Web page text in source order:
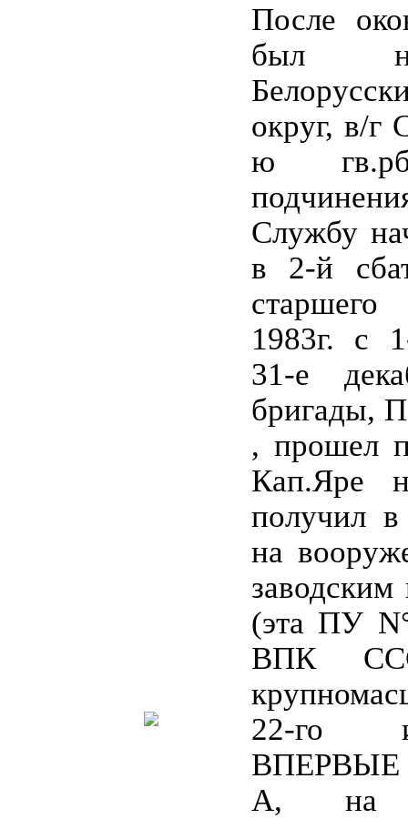
После
был
округ, в/г
ю
Службу
в 2-й
1983г. с
31-е
бригады,
, прошел
Кап.Яре
получил в
на
(эта ПУ
ВПК
22-го
ВПЕРВЫЕ
А, на